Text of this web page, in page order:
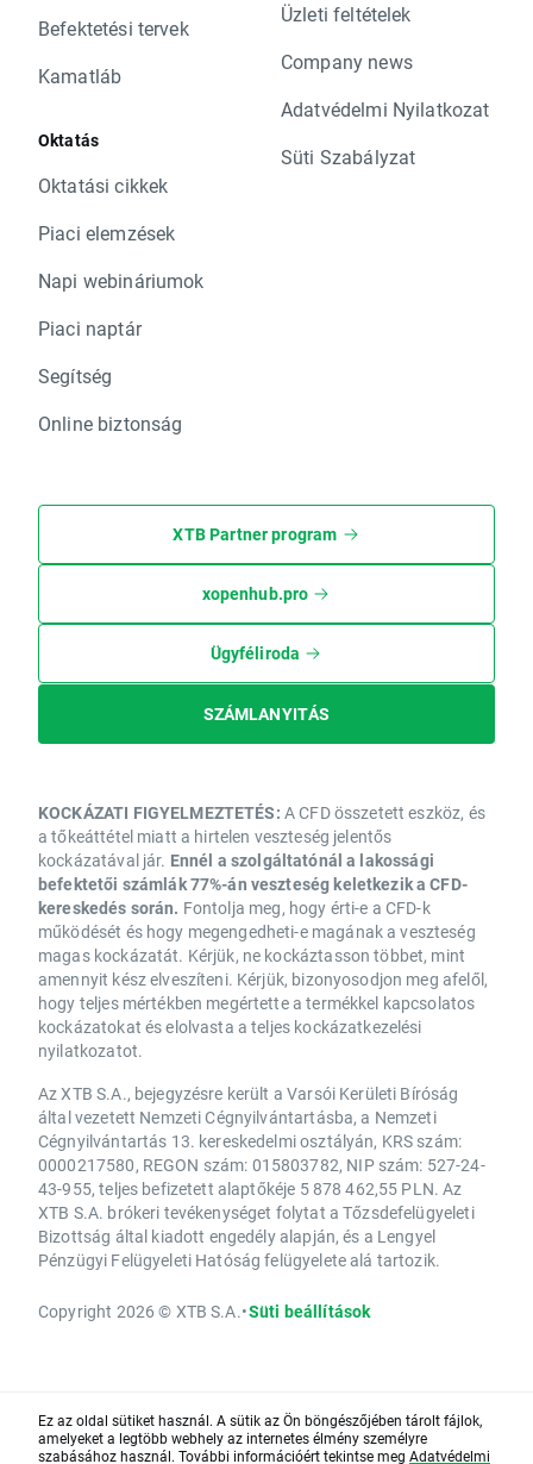
Befektetési tervek
Kamatláb
Oktatás
Oktatási cikkek
Piaci elemzések
Napi webináriumok
Piaci naptár
Segítség
Online biztonság
Üzleti feltételek
Company news
Adatvédelmi Nyilatkozat
Süti Szabályzat
XTB Partner program
xopenhub.pro
Ügyféliroda
SZÁMLANYITÁS
KOCKÁZATI FIGYELMEZTETÉS: A CFD összetett eszköz, és
a tőkeáttétel miatt a hirtelen veszteség jelentős
kockázatával jár. Ennél a szolgáltatónál a lakossági
befektetői számlák 77%-án veszteség keletkezik a CFD-
kereskedés során. Fontolja meg, hogy érti-e a CFD-k
működését és hogy megengedheti-e magának a veszteség
magas kockázatát. Kérjük, ne kockáztasson többet, mint
amennyit kész elveszíteni. Kérjük, bizonyosodjon meg afelől,
hogy teljes mértékben megértette a termékkel kapcsolatos
kockázatokat és elolvasta a teljes kockázatkezelési
nyilatkozatot.
Az XTB S.A., bejegyzésre került a Varsói Kerületi Bíróság
által vezetett Nemzeti Cégnyilvántartásba, a Nemzeti
Cégnyilvántartás 13. kereskedelmi osztályán, KRS szám:
0000217580, REGON szám: 015803782, NIP szám: 527-24-
43-955, teljes befizetett alaptőkéje 5 878 462,55 PLN. Az
XTB S.A. brókeri tevékenységet folytat a Tőzsdefelügyeleti
Bizottság által kiadott engedély alapján, és a Lengyel
Pénzügyi Felügyeleti Hatóság felügyelete alá tartozik.
Copyright 2026 © XTB S.A.•Süti beállítások
Ez az oldal sütiket használ. A sütik az Ön böngészőjében tárolt fájlok,
amelyeket a legtöbb webhely az internetes élmény személyre
szabásához használ. További információért tekintse meg Adatvédelmi